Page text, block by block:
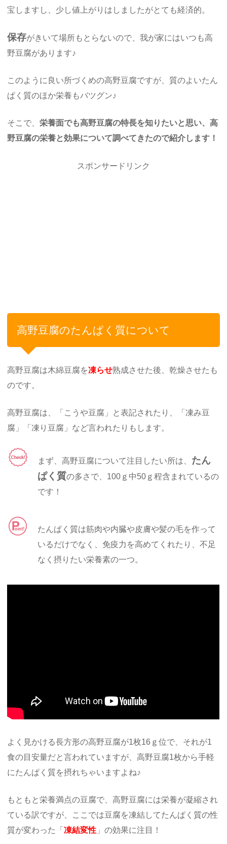
宝しますし、少し値上がりはしましたがとても経済的。
保存がきいて場所もとらないので、我が家にはいつも高
野豆腐があります♪
このように良い所づくめの高野豆腐ですが、質のよいたん
ぱく質のほか栄養もバツグン♪
そこで、栄養面でも高野豆腐の特長を知りたいと思い、高
野豆腐の栄養と効果について調べてきたので紹介します！
スポンサードリンク
高野豆腐のたんぱく質について
高野豆腐は木綿豆腐を凍らせ熟成させた後、乾燥させたも
のです。
高野豆腐は、「こうや豆腐」と表記されたり、「凍み豆
腐」「凍り豆腐」など言われたりもします。
まず、高野豆腐について注目したい所は、 たん
ぱく質の多さで、100ｇ中50ｇ程含まれているの
です！
たんぱく質は筋肉や内臓や皮膚や髪の毛を作って
いるだけでなく、免疫力を高めてくれたり、不足
なく摂りたい栄養素の一つ。
よく見かける長方形の高野豆腐が1枚16ｇ位で、それが1
食の目安量だと言われていますが、高野豆腐1枚から手軽
にたんぱく質を摂れちゃいますよね♪
もともと栄養満点の豆腐で、高野豆腐には栄養が凝縮され
ている訳ですが、ここでは豆腐を凍結してたんぱく質の性
質が変わった「凍結変性 」の効果に注目！